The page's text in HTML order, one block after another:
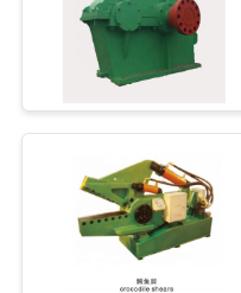
頼
鉄の溶
CCM鋳